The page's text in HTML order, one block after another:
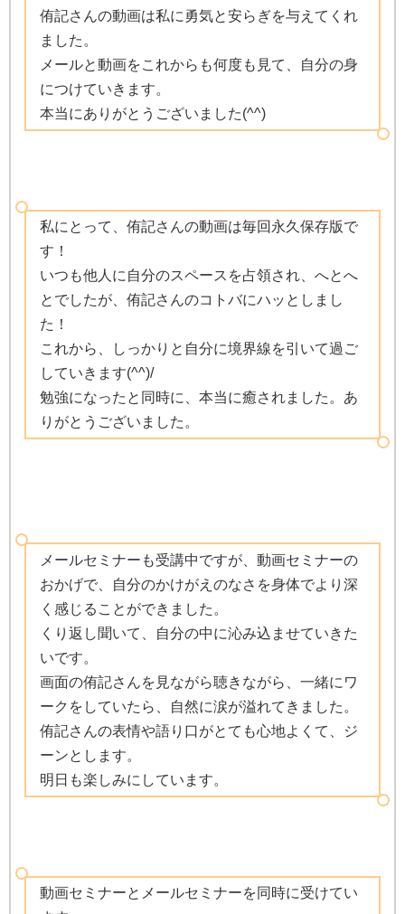
侑記さんの動画は私に勇気と安らぎを与えてくれ
ました。
メールと動画をこれからも何度も見て、自分の身
につけていきます。
本当にありがとうございました(^^)
私にとって、侑記さんの動画は毎回永久保存版で
す！
いつも他人に自分のスペースを占領され、へとへ
とでしたが、侑記さんのコトバにハッとしまし
た！
これから、しっかりと自分に境界線を引いて過ご
していきます(^^)/
勉強になったと同時に、本当に癒されました。あ
りがとうございました。
メールセミナーも受講中ですが、動画セミナーの
おかげで、自分のかけがえのなさを身体でより深
く感じることができました。
くり返し聞いて、自分の中に沁み込ませていきた
いです。
画面の侑記さんを見ながら聴きながら、一緒にワ
ークをしていたら、自然に涙が溢れてきました。
侑記さんの表情や語り口がとても心地よくて、ジ
ーンとします。
明日も楽しみにしています。
動画セミナーとメールセミナーを同時に受けてい